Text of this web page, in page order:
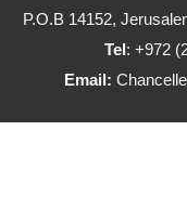
P.O.B 14152,
Tel: +972
Email: